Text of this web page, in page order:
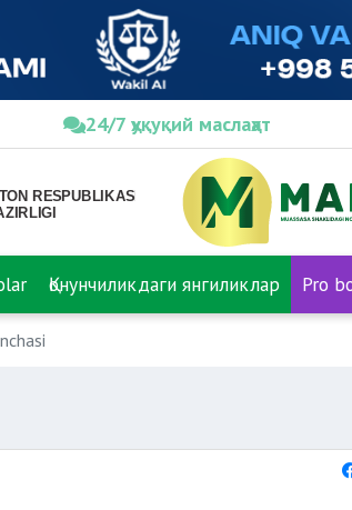
24/7 ҳуқуқий маслаҳат
Қонунчиликдаги янгиликлар Pro